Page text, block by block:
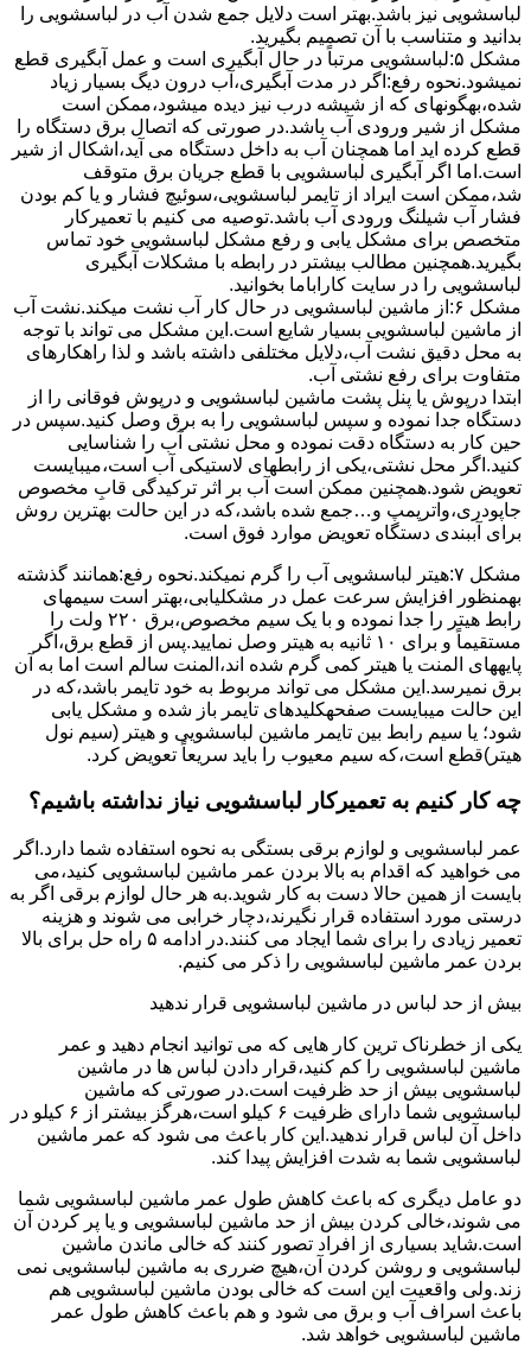
لباسشویی نیز باشد.بهتر است دلایل جمع شدن آب در لباسشویی را
بدانید و متناسب با آن تصمیم بگیرید.
مشکل ۵:لباسشویی مرتباً در ﺣﺎل آﺑﮕﯿﺮی اﺳﺖ و ﻋﻤﻞ آﺑﮕﯿﺮی ﻗﻄﻊ
نمیشود.نحوه رﻓﻊ:اﮔﺮ در ﻣﺪت آﺑﮕﯿﺮی،آب درون دﯾﮓ ﺑﺴﯿﺎر زﯾﺎد
ﺷﺪه،بهگونهای ﮐﻪ از ﺷﯿﺸﻪ درب ﻧﯿﺰ دﯾﺪه میشود،ممکن است
مشکل از شیر ورودی آب باشد.در صورتی که اتصال برق دستگاه را
قطع کرده اید اما همچنان آب به داخل دستگاه می آید،اشکال از شیر
است.اما اگر آبگیری لباسشویی با قطع جریان برق متوقف
شد،ممکن است ایراد از تایمر لباسشویی،سوئیچ فشار و یا کم بودن
فشار آب شیلنگ ورودی آب باشد.توصیه می کنیم با تعمیرکار
متخصص برای مشکل یابی و رفع مشکل لباسشویی خود تماس
بگیرید.همچنین مطالب بیشتر در رابطه با مشکلات آبگیری
لباسشویی را در سایت کاراباما بخوانید.
مشکل ۶:از ﻣﺎﺷﯿﻦ لباسشویی در ﺣﺎل ﮐﺎر آب ﻧﺸﺖ میکند.نشت آب
از ماشین لباسشویی بسیار شایع است.این مشکل می تواند با توجه
به محل دقیق نشت آب،دلایل مختلفی داشته باشد و لذا راهکارهای
متفاوت برای رفع نشتی آب.
ابتدا درپوش یا پنل ﭘﺸﺖ ﻣﺎﺷﯿﻦ لباسشویی و درپوش ﻓﻮﻗﺎﻧﯽ را از
دستگاه ﺟﺪا ﻧﻤﻮده و ﺳﭙﺲ لباسشویی را ﺑﻪ ﺑﺮق وصل ﮐﻨﯿﺪ.سپس در
حین کار به دستگاه دقت نموده و ﻣﺤﻞ نشتی آب را ﺷﻨﺎﺳﺎﯾﯽ
کنید.اﮔﺮ ﻣﺤﻞ نشتی،ﯾﮑﯽ از رابطهای ﻻﺳﺘﯿﮑﯽ آب اﺳﺖ،میبایست
ﺗﻌﻮﯾﺾ شود.همچنین ﻣﻤﮑﻦ اﺳﺖ آب بر اثر ﺗﺮﮐﯿﺪﮔﯽ قابِ ﻣﺨﺼﻮص
ﺟﺎﭘﻮدری،واترپمپ و…جمع شده ﺑﺎﺷﺪ،ﮐﻪ در این حالت بهترین روش
برای آببندی دستگاه ﺗﻌﻮﯾﺾ ﻣﻮارد ﻓﻮق اﺳﺖ.
مشکل ۷:ﻫﯿﺘﺮ لباسشویی آب را ﮔﺮم نمیکند.نحوه رﻓﻊ:ﻫﻤﺎﻧﻨﺪ ﮔﺬﺷﺘﻪ
بهمنظور اﻓﺰاﯾﺶ ﺳﺮﻋﺖ ﻋﻤﻞ در مشکلیابی،بهتر است سیمهای
راﺑﻂ ﻫﯿﺘﺮ را ﺟﺪا ﻧﻤﻮده و ﺑﺎ ﯾﮏ ﺳﯿﻢ ﻣﺨﺼﻮص،برق ۲۲۰ ولت را
مستقیماً و برای ۱۰ ﺛﺎﻧﯿﻪ ﺑﻪ ﻫﯿﺘﺮ وصل نمایید.ﭘﺲ از ﻗﻄﻊ ﺑﺮق،اﮔﺮ
پایههای اﻟﻤﻨﺖ یا هیتر کمی ﮔﺮم ﺷﺪه اند،اﻟﻤﻨﺖ ﺳﺎﻟﻢ است اما ﺑﻪ آن
ﺑﺮق نمیرسد.اﯾﻦ ﻣﺸﮑﻞ می تواند مربوط به ﺧﻮد ﺗﺎﯾﻤﺮ باشد،ﮐﻪ در
این حالت میبایست صفحهکلیدهای ﺗﺎﯾﻤﺮ باز شده و مشکل یابی
شود؛ ﯾﺎ ﺳﯿﻢ راﺑﻂ ﺑﯿﻦ ﺗﺎﯾﻤﺮ ماشین لباسشویی و ﻫﯿﺘﺮ (سیم ﻧﻮل
ﻫﯿﺘﺮ)ﻗﻄﻊ اﺳﺖ،ﮐﻪ ﺳﯿﻢ ﻣﻌﯿﻮب را ﺑﺎﯾﺪ سریعاً ﺗﻌﻮﯾﺾ کرد.
چه کار کنیم به تعمیرکار لباسشویی نیاز نداشته باشیم؟
عمر لباسشویی و لوازم برقی بستگی به نحوه استفاده شما دارد.اگر
می خواهید که اقدام به بالا بردن عمر ماشین لباسشویی کنید،می
بایست از همین حالا دست به کار شوید.به هر حال لوازم برقی اگر به
درستی مورد استفاده قرار نگیرند،دچار خرابی می شوند و هزینه
تعمیر زیادی را برای شما ایجاد می کنند.در ادامه ۵ راه حل برای بالا
بردن عمر ماشین لباسشویی را ذکر می کنیم.
بیش از حد لباس در ماشین لباسشویی قرار ندهید
یکی از خطرناک ترین کار هایی که می توانید انجام دهید و عمر
ماشین لباسشویی را کم کنید،قرار دادن لباس ها در ماشین
لباسشویی بیش از حد ظرفیت است.در صورتی که ماشین
لباسشویی شما دارای ظرفیت ۶ کیلو است،هرگز بیشتر از ۶ کیلو در
داخل آن لباس قرار ندهید.این کار باعث می شود که عمر ماشین
لباسشویی شما به شدت افزایش پیدا کند.
دو عامل دیگری که باعث کاهش طول عمر ماشین لباسشویی شما
می شوند،خالی کردن بیش از حد ماشین لباسشویی و یا پر کردن آن
است.شاید بسیاری از افراد تصور کنند که خالی ماندن ماشین
لباسشویی و روشن کردن آن،هیچ ضرری به ماشین لباسشویی نمی
زند.ولی واقعیت این است که خالی بودن ماشین لباسشویی هم
باعث اسراف آب و برق می شود و هم باعث کاهش طول عمر
ماشین لباسشویی خواهد شد.